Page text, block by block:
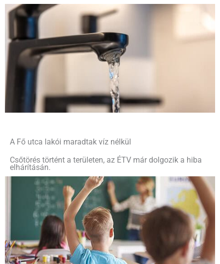
A Fő utca lakói maradtak víz nélkül
Csőtörés történt a területen, az ÉTV már dolgozik a hiba
elhárításán.